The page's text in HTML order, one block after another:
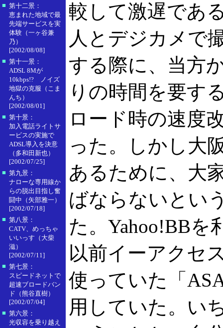
■ 第十二景：
恵まれた地域で最
先端サービスを実
体験（一ヶ谷兼
乃）
[2002/08/08]
■ 第十一景：
ADSL 8Mが
10kbps!? ノイズ
地獄の克服（こま
んち）
[2002/08/01]
■ 第十景：
加入電話ライトサ
ービスの実施で
ADSL導入を決意
（多和田新也）
[2002/07/25]
■ 第九景：
ナローな専用線か
らの脱出目指し奮
闘中（矢部雅一）
[2002/07/18]
■ 第八景：
CATV、めっちゃ
いいっす（大柴
滋）
[2002/07/11]
■ 第七景：
スピードネットで
超速ブロードバン
ド（熊谷直樹）
[2002/07/04]
■ 第六景：
光収容を乗り越え
較して激遅であ
人とデジカメで
する際に、当方
りの時間を要す
ロード時の速度
った。しかし大
あるために、大
ばならないとい
た。Yahoo!BBを
以前イーアクセ
使っていた「
用していた。い